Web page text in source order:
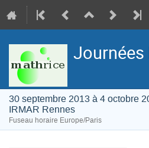
Journées
30 septembre 2013 à 4 octobre
IRMAR Rennes
Fuseau horaire Europe/Paris